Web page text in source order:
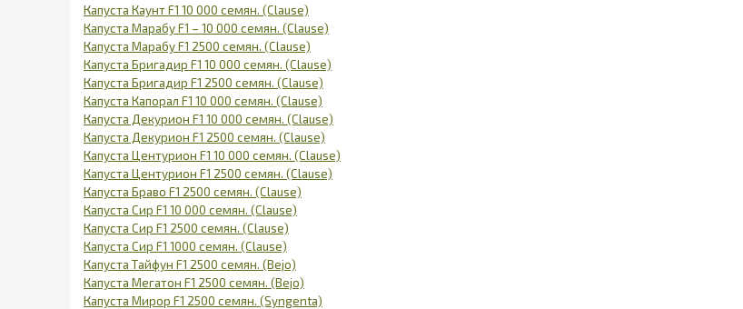
Капуста Каунт F1 10 000 семян. (Clause)
Капуста Марабу F1 – 10 000 семян. (Clause)
Капуста Марабу F1 2500 семян. (Clause)
Капуста Бригадир F1 10 000 семян. (Clause)
Капуста Бригадир F1 2500 семян. (Clause)
Капуста Капорал F1 10 000 семян. (Clause)
Капуста Декурион F1 10 000 семян. (Clause)
Капуста Декурион F1 2500 семян. (Clause)
Капуста Центурион F1 10 000 семян. (Clause)
Капуста Центурион F1 2500 семян. (Clause)
Капуста Браво F1 2500 семян. (Clause)
Капуста Сир F1 10 000 семян. (Clause)
Капуста Сир F1 2500 семян. (Clause)
Капуста Сир F1 1000 семян. (Clause)
Капуста Тайфун F1 2500 семян. (Bejo)
Капуста Мегатон F1 2500 семян. (Bejo)
Капуста Мирор F1 2500 семян. (Syngenta)